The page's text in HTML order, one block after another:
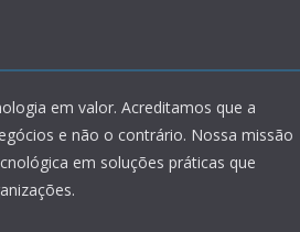
em valor. Acreditamos que a
e não o contrário. Nossa missão
em soluções práticas que